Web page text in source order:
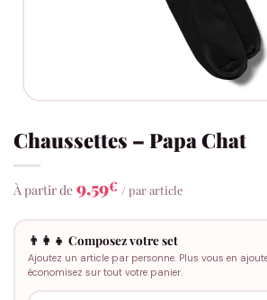
Chaussettes – Papa Chat
À partir de 9,59€ / par article
👨‍👩‍👧 Composez votre set
Ajoutez un article par personne. Plus vous en
économisez sur tout votre panier.